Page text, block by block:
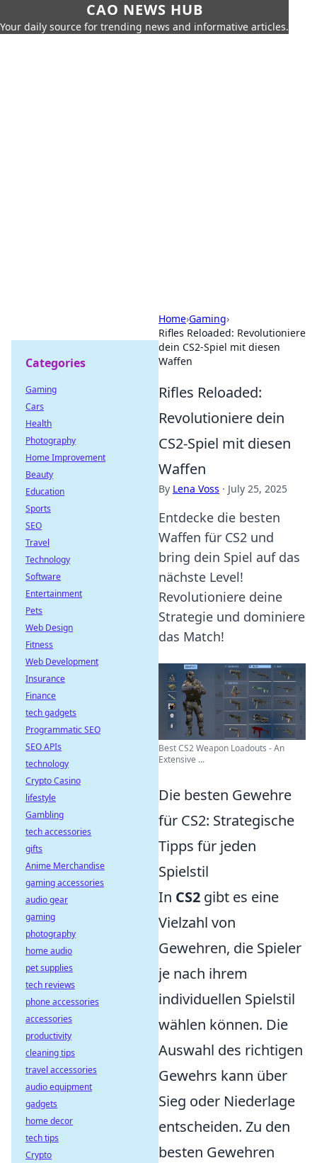
CAO NEWS HUB
Your daily source for trending news and informative articles.
Home›Gaming›
Rifles Reloaded: Revolutioniere
dein CS2-Spiel mit diesen
Waffen
Rifles Reloaded:
Revolutioniere dein
CS2-Spiel mit diesen
Waffen
By Lena Voss · July 25, 2025
Entdecke die besten
Waffen für CS2 und
bring dein Spiel auf das
nächste Level!
Revolutioniere deine
Strategie und dominiere
das Match!
Best CS2 Weapon Loadouts - An
Extensive ...
Die besten Gewehre
für CS2: Strategische
Tipps für jeden
Spielstil
In CS2 gibt es eine
Vielzahl von
Gewehren, die Spieler
je nach ihrem
individuellen Spielstil
wählen können. Die
Auswahl des richtigen
Gewehrs kann über
Sieg oder Niederlage
entscheiden. Zu den
besten Gewehren
Categories
Gaming
Cars
Health
Photography
Home Improvement
Beauty
Education
Sports
SEO
Travel
Technology
Software
Entertainment
Pets
Web Design
Fitness
Web Development
Insurance
Finance
tech gadgets
Programmatic SEO
SEO APIs
technology
Crypto Casino
lifestyle
Gambling
tech accessories
gifts
Anime Merchandise
gaming accessories
audio gear
gaming
photography
home audio
pet supplies
tech reviews
phone accessories
accessories
productivity
cleaning tips
travel accessories
audio equipment
gadgets
home decor
tech tips
Crypto